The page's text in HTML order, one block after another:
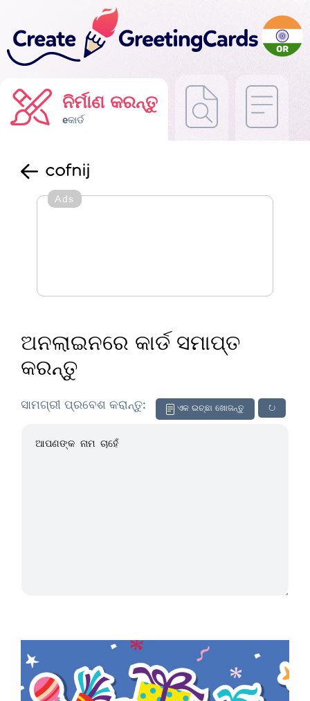
ନିର୍ମାଣ କରନ୍ତୁ
eକାର୍ଡ
cofnij
Ads
ଅନଲାଇନରେ କାର୍ଡ ସମାପ୍ତ
କରନ୍ତୁ
↻
ଏକ ଇଚ୍ଛା ଖୋଜନ୍ତୁ
ସାମଗ୍ରୀ ପ୍ରବେଶ କରାନ୍ତୁ: